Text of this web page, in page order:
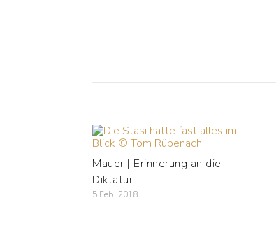
Mauer | Erinnerung an die
Diktatur
5 Feb. 2018